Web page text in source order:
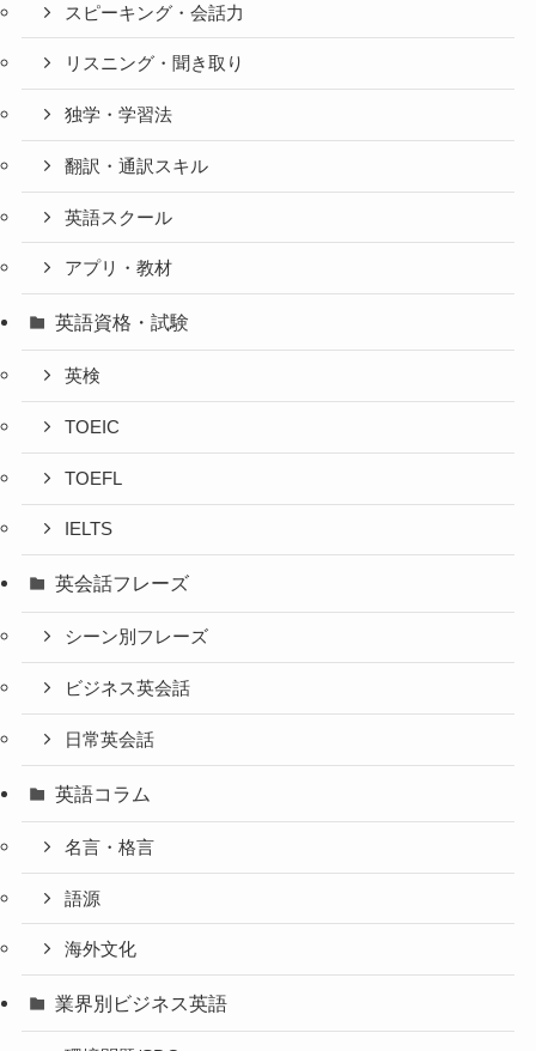
スピーキング・会話力
リスニング・聞き取り
独学・学習法
翻訳・通訳スキル
英語スクール
アプリ・教材
英語資格・試験
英検
TOEIC
TOEFL
IELTS
英会話フレーズ
シーン別フレーズ
ビジネス英会話
日常英会話
英語コラム
名言・格言
語源
海外文化
業界別ビジネス英語